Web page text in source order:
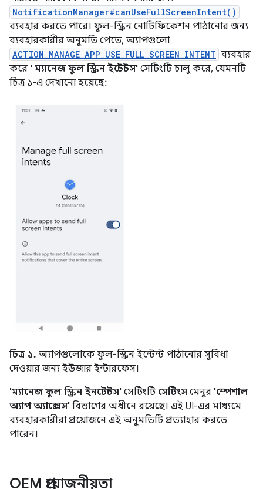
NotificationManager#canUseFullScreenIntent()
ব্যবহার করতে পারে। ফুল-স্ক্রিন নোটিফিকেশন পাঠানোর জন্য
ব্যবহারকারীর অনুমতি পেতে, অ্যাপগুলো
ACTION_MANAGE_APP_USE_FULL_SCREEN_INTENT ব্যবহার
করে ' ম্যানেজ ফুল স্ক্রিন ইন্টেন্টস' সেটিংটি চালু করে, যেমনটি
চিত্র ১-এ দেখানো হয়েছে:
চিত্র ১. অ্যাপগুলোকে ফুল-স্ক্রিন ইন্টেন্ট পাঠানোর সুবিধা
দেওয়ার জন্য ইউজার ইন্টারফেস।
'ম্যানেজ ফুল স্ক্রিন ইনটেন্টস' সেটিংটি সেটিংস মেনুর 'স্পেশাল
অ্যাপ অ্যাক্সেস' বিভাগের অধীনে রয়েছে। এই UI-এর মাধ্যমে
ব্যবহারকারীরা প্রয়োজনে এই অনুমতিটি প্রত্যাহার করতে
পারেন।
OEM প্রয়োজনীয়তা